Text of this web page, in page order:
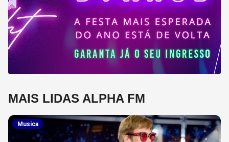
MAIS LIDAS ALPHA FM
Musica